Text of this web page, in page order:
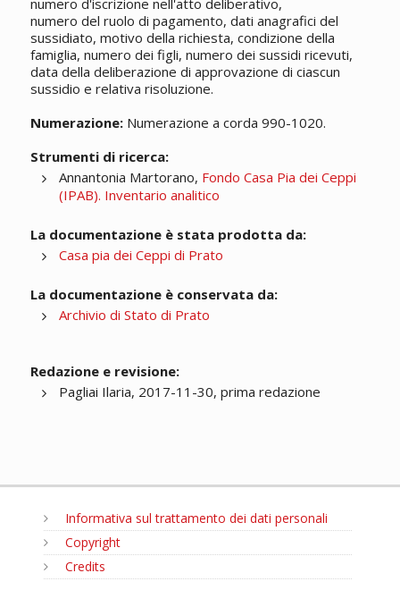
numero d'iscrizione nell'atto deliberativo,
numero del ruolo di pagamento, dati anagrafici del
sussidiato, motivo della richiesta, condizione della
famiglia, numero dei figli, numero dei sussidi ricevuti,
data della deliberazione di approvazione di ciascun
sussidio e relativa risoluzione.
Numerazione:Numerazione a corda 990-1020.
Strumenti di ricerca:
Annantonia Martorano, Fondo Casa Pia dei Ceppi
(IPAB). Inventario analitico
La documentazione è stata prodotta da:
Casa pia dei Ceppi di Prato
La documentazione è conservata da:
Archivio di Stato di Prato
Redazione e revisione:
Pagliai Ilaria, 2017-11-30, prima redazione
Informativa sul trattamento dei dati personali
Copyright
Credits